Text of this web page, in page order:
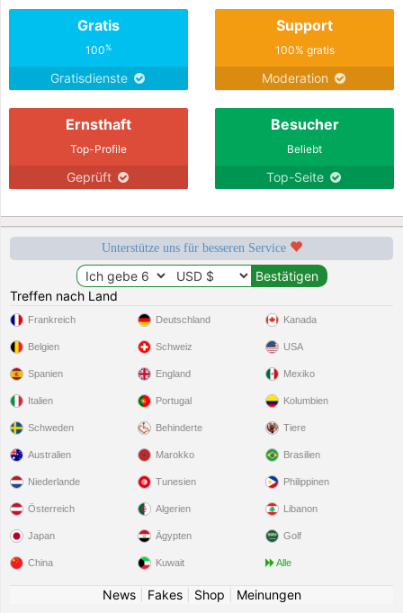
Gratis
100%
Gratisdienste
Support
100% gratis
Moderation
Ernsthaft
Top-Profile
Geprüft
Besucher
Beliebt
Top-Seite
Unterstütze uns für besseren Service
Treffen nach Land
Frankreich
Belgien
Spanien
Italien
Schweden
Deutschland
Schweiz
England
Portugal
Behinderte
Kanada
USA
Mexiko
Kolumbien
Tiere
Australien
Niederlande
Österreich
Japan
China
Marokko
Tunesien
Algerien
Ägypten
Kuwait
Brasilien
Philippinen
Libanon
Golf
Alle
News| Fakes| Shop
Meinungen